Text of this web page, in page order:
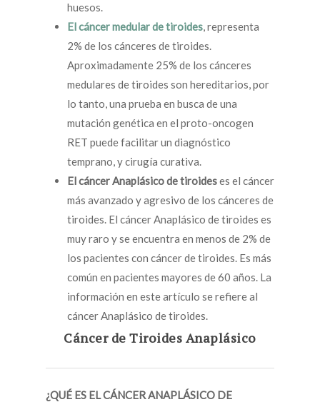
huesos.
El cáncer medular de tiroides, representa
2% de los cánceres de tiroides.
Aproximadamente 25% de los cánceres
medulares de tiroides son hereditarios, por
lo tanto, una prueba en busca de una
mutación genética en el proto-oncogen
RET puede facilitar un diagnóstico
temprano, y cirugía curativa.
El cáncer Anaplásico de tiroideses el cáncer
más avanzado y agresivo de los cánceres de
tiroides. El cáncer Anaplásico de tiroides es
muy raro y se encuentra en menos de 2% de
los pacientes con cáncer de tiroides. Es más
común en pacientes mayores de 60 años. La
información en este artículo se refiere al
cáncer Anaplásico de tiroides.
Cáncer de Tiroides Anaplásico
¿QUÉ ES EL CÁNCER ANAPLÁSICO DE